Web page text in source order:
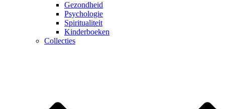
Gezondheid
Psychologie
Spiritualiteit
Kinderboeken
Collecties